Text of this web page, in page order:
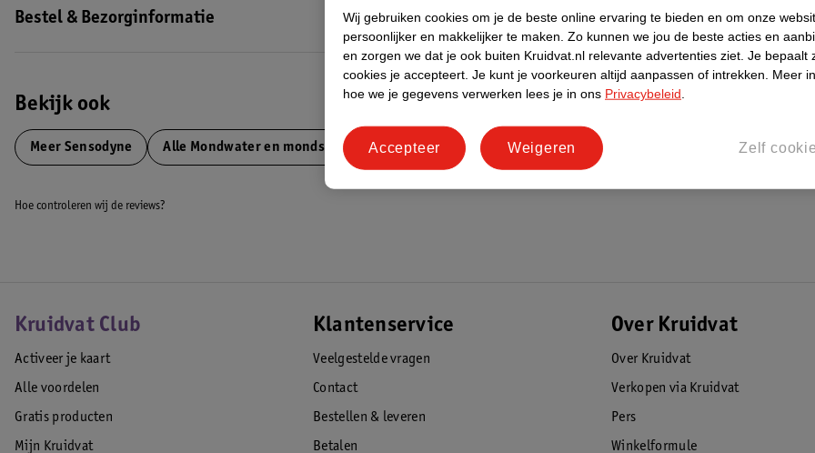
Bestel & Bezorginformatie
Bekijk ook
Meer Sensodyne Alle Mondwater en mondspray
Hoe controleren wij de reviews?
Kruidvat Club
Activeer je kaart
Alle voordelen
Gratis producten
Mijn Kruidvat
Klantenservice
Veelgestelde vragen
Contact
Bestellen & leveren
Betalen
Over Kruidvat
Over Kruidvat
Verkopen via Kruidvat
Pers
Winkelformule
Wij gebruiken cookies om je de beste online ervaring te bieden en om onze
persoonlijker en makkelijker te maken. Zo kunnen we jou de beste acties en
en zorgen we dat je ook buiten Kruidvat.nl relevante advertenties ziet. Je bepaalt
cookies je accepteert. Je kunt je voorkeuren altijd aanpassen of intrekken.
Meer
hoe we je gegevens verwerken lees je in ons Privacybeleid
Zelf
Weigeren
Accepteer